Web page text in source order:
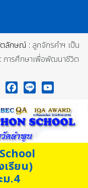
ลักษณ์ : ลูกจักรคำฯ เป็น
การศึกษาเพื่อพัฒนาชีวิต
เรียน)
ม.4